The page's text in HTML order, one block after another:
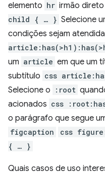
elemento hr irmão direto
child { … } Selecione
condições sejam
um article em que um
subtítulo css
Selecione o :root
acionados css
o parágrafo que segue
figcaption
css
{ … }
Quais casos de uso